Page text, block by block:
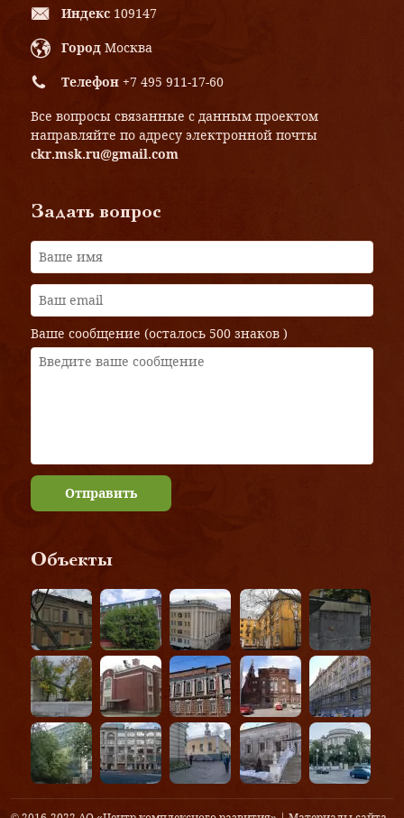
Индекс 109147
Город Москва
Телефон +7 495 911-17-60
Все вопросы связанные с данным проектом
направляйте по адресу электронной почты
ckr.msk.ru@gmail.com
Задать вопрос
Ваше сообщение (осталось 500 знаков )
Отправить
Объекты